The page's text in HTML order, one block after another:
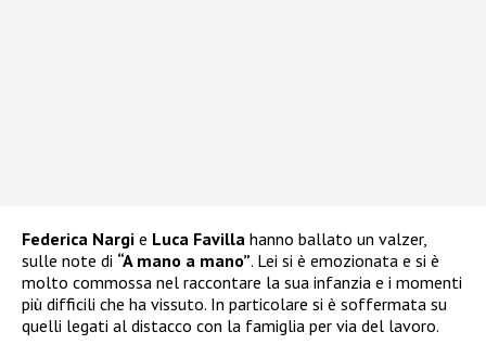
Federica Nargi e Luca Favilla hanno ballato un valzer,
sulle note di “A mano a mano”. Lei si è emozionata e si è
molto commossa nel raccontare la sua infanzia e i momenti
più difficili che ha vissuto. In particolare si è soffermata su
quelli legati al distacco con la famiglia per via del lavoro.